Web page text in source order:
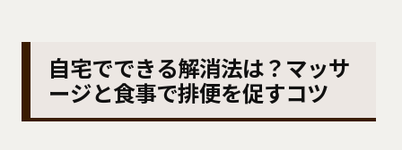
自宅でできる解消法は？マッサ
ージと食事で排便を促すコツ